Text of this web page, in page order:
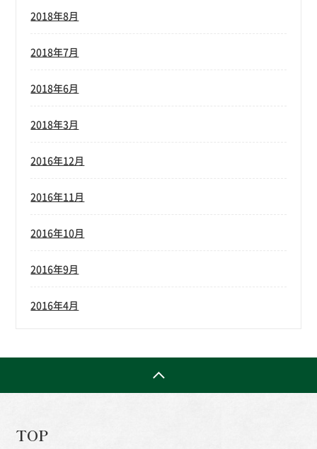
2018年8月
2018年7月
2018年6月
2018年3月
2016年12月
2016年11月
2016年10月
2016年9月
2016年4月
TOP